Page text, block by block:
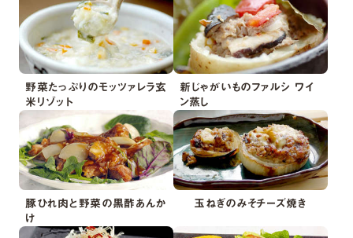
野菜たっぷりのモッツァレラ玄
米リゾット
新じゃがいものファルシ ワイ
ン蒸し
豚ひれ肉と野菜の黒酢あんか
け
玉ねぎのみそチーズ焼き